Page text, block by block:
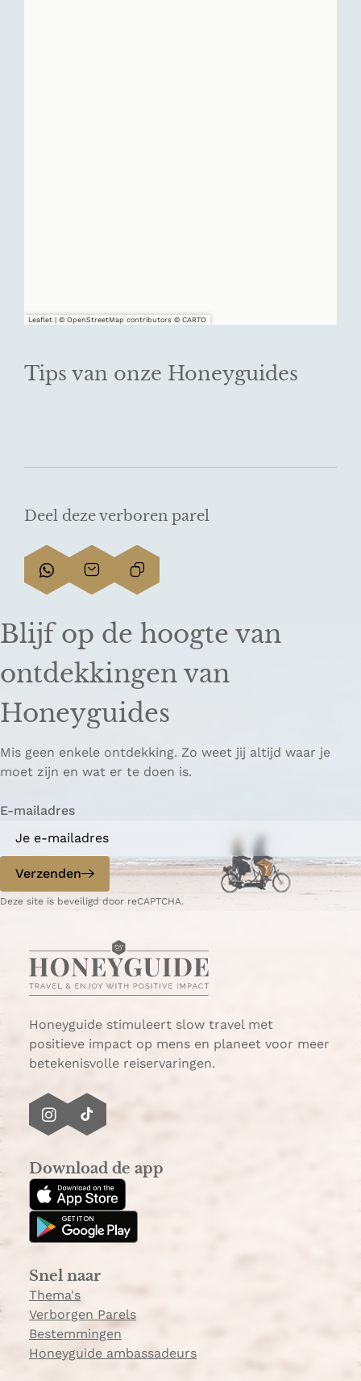
Tips van onze Honeyguides
Leaflet | © OpenStreetMap contributors © CARTO
Deel deze verboren parel
D
e
l
e
e
a
g
n
p
W
h
s
A
p
D
e
l
e
e
p
a
g
p
e
-
i
l
L
i
o
p
i
r
e
Blijf op de hoogte van
ontdekkingen van
Honeyguides
Mis geen enkele ontdekking. Zo weet jij altijd waar je
moet zijn en wat er te doen is.
E-mailadres
Verzenden
Deze site is beveiligd door reCAPTCHA.
Honeyguide stimuleert slow travel met
positieve impact op mens en planeet voor meer
betekenisvolle reiservaringen.
I
t
a
g
r
m
T
T
o
k
Download de app
Snel naar
Thema's
Verborgen Parels
Bestemmingen
Honeyguide ambassadeurs